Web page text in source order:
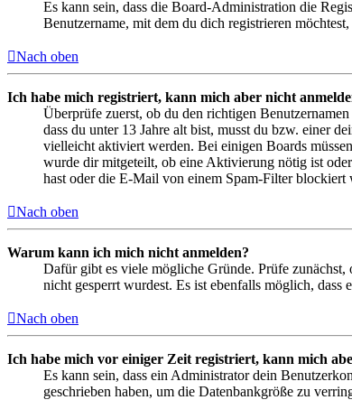
Es kann sein, dass die Board-Administration die
Benutzername, mit dem du dich registrieren
Nach oben
Ich habe mich registriert, kann mich aber nicht
Überprüfe zuerst, ob du den richtigen
dass du unter 13 Jahre alt bist, musst du bzw. einer
vielleicht aktiviert werden. Bei einigen Boards
wurde dir mitgeteilt, ob eine Aktivierung nötig ist
hast oder die E-Mail von einem Spam-Filter
Nach oben
Warum kann ich mich nicht anmelden?
Dafür gibt es viele mögliche Gründe. Prüfe
nicht gesperrt wurdest. Es ist ebenfalls möglich,
Nach oben
Ich habe mich vor einiger Zeit registriert, kann mich
Es kann sein, dass ein Administrator dein
geschrieben haben, um die Datenbankgröße zu